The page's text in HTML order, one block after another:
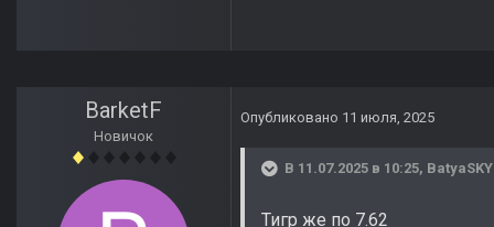
BarketF
Новичок
Опубликовано 11 июля, 2025
В 11.07.2025 в 10:25, BatyaSKY
Тигр же по 7.62